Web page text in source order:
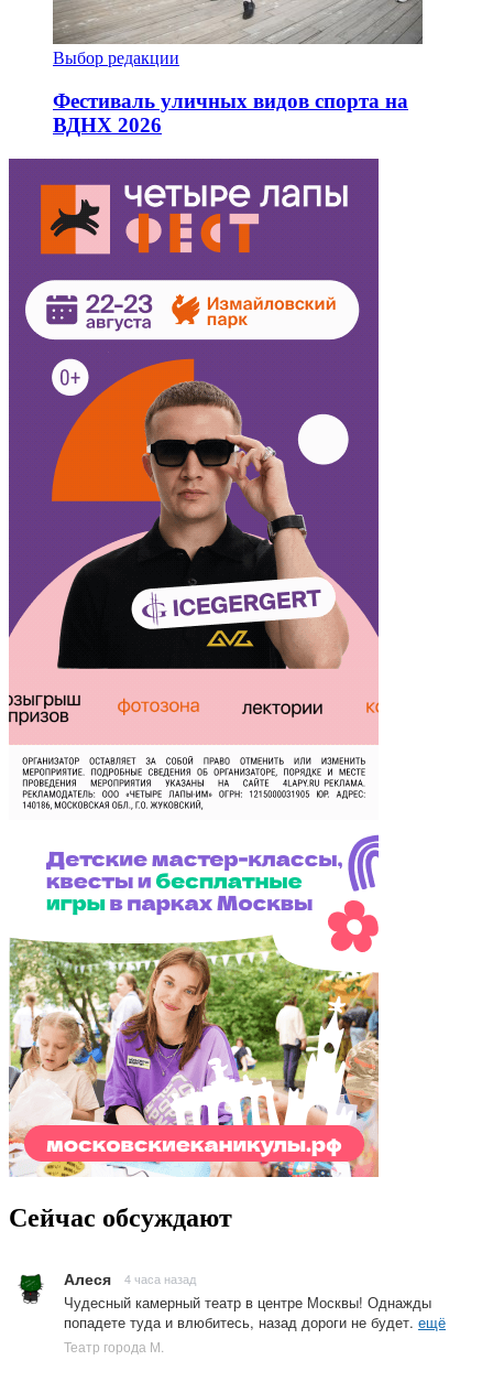
Выбор редакции
Фестиваль уличных видов спорта на
ВДНХ 2026
Сейчас обсуждают
Алеся 4 часа назад
Чудесный камерный театр в центре Москвы! Однажды
попадете туда и влюбитесь, назад дороги не будет. ещё
Театр города М.